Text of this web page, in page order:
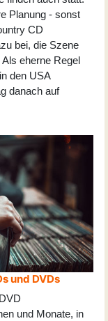
Planung - sonst
CD
bei, die Szene
eherne Regel
den USA
danach auf
und DVDs
und Monate, in